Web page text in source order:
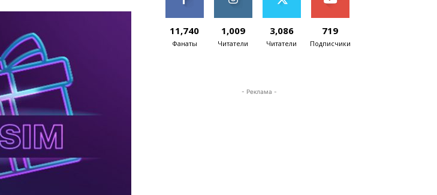
11,740
Фанаты
1,009
Читатели
3,086
Читатели
719
Подписчики
- Реклама -